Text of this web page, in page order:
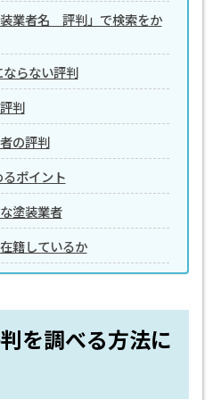
業者名 評判」で検索をか
らない評判
判
の評判
ポイント
塗装業者
籍しているか
を調べる方法に